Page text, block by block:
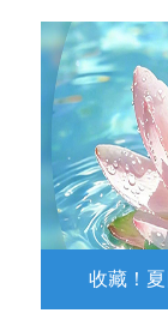
收藏！